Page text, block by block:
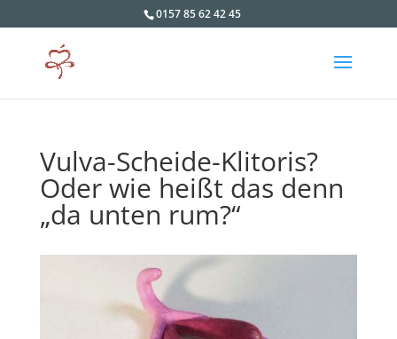
0157 85 62 42 45
Vulva-Scheide-Klitoris?
Oder wie heißt das denn
„da unten rum?“